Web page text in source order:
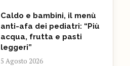
Caldo e bambini, il menù
anti-afa dei pediatri: “Più
acqua, frutta e pasti
leggeri”
5 Agosto 2026